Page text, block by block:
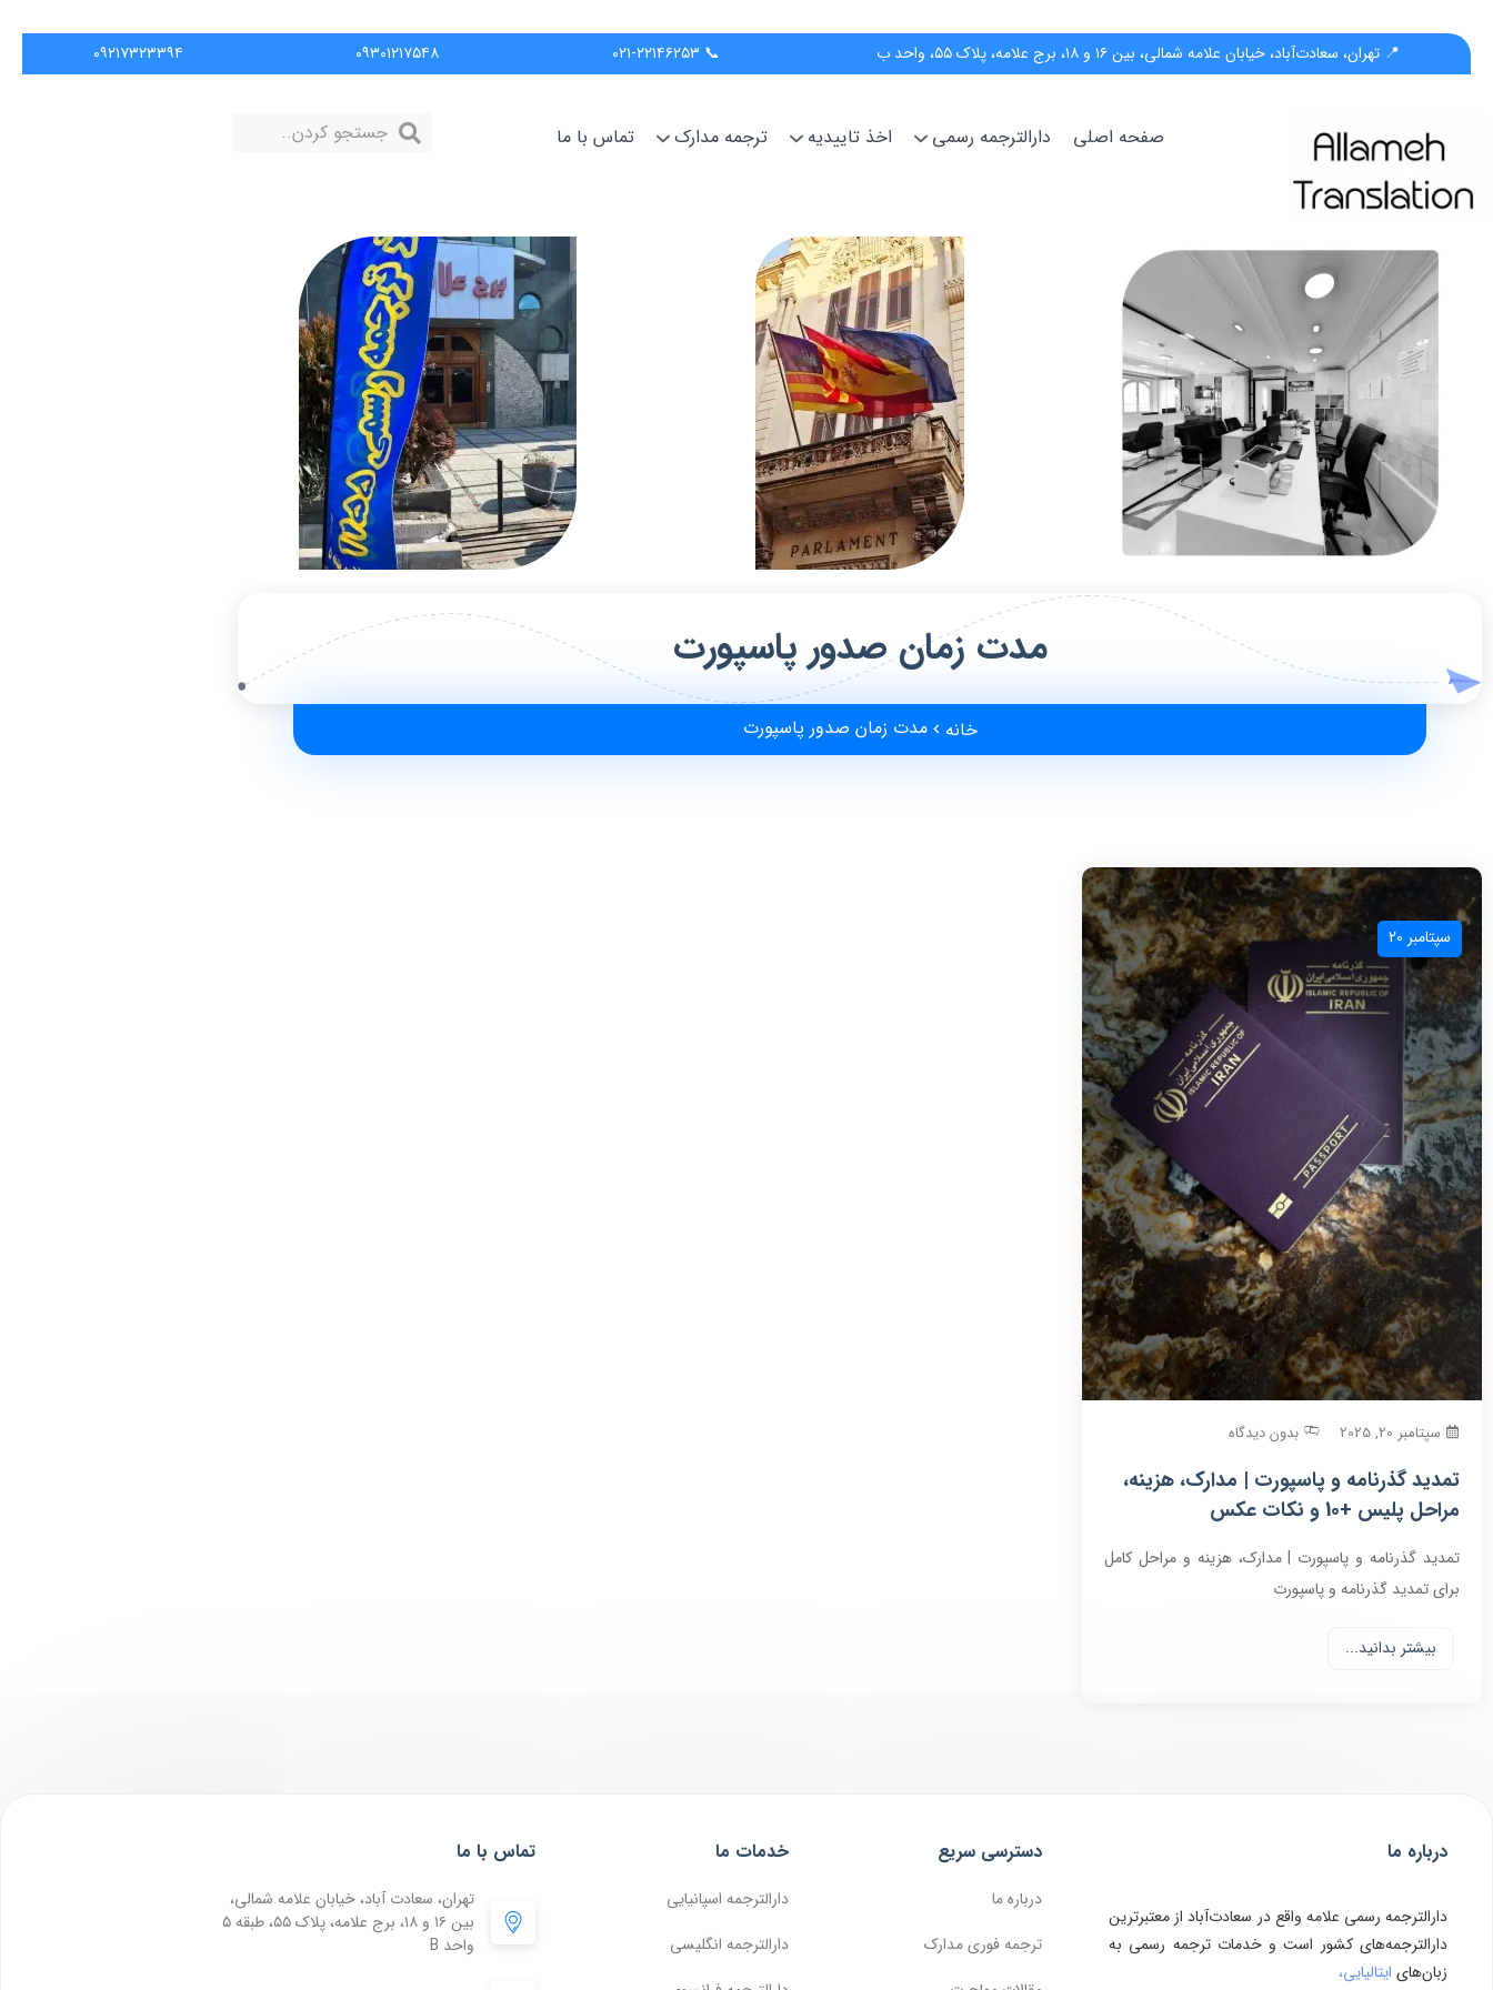
📍 تهران، سعادت‌آباد، خیابان علامه شمالی، بین ۱۶ و ۱۸، برج علامه، پلاک ۵۵، واحد ب 📞 ۰۲۱-۲۲۱۴۶۲۵۳ ۰۹۳۰۱۲۱۷۵۴۸ ۰۹۲۱۷۳۲۳۳۹۴
صفحه اصلی دارالترجمه رسمی اخذ تاییدیه ترجمه مدارک تماس با ما
مدت زمان صدور پاسپورت
خانه مدت زمان صدور پاسپورت
سپتامبر 20
سپتامبر 20, 2025 بدون دیدگاه
تمدید گذرنامه و پاسپورت | مدارک، هزینه،
مراحل پلیس +10 و نکات عکس
تمدید گذرنامه و پاسپورت | مدارک، هزینه و مراحل کامل
برای تمدید گذرنامه و پاسپورت
بیشتر بدانید...
درباره ما
دارالترجمه رسمی علامه واقع در سعادت‌آباد از معتبرترین
دارالترجمه‌های کشور است و خدمات ترجمه رسمی به
زبان‌های ایتالیایی،
دسترسی سریع
درباره ما
ترجمه فوری مدارک
خدمات ما
دارالترجمه اسپانیایی
دارالترجمه انگلیسی
تماس با ما
تهران، سعادت آباد، خیابان علامه شمالی،
بین ۱۶ و ۱۸، برج علامه، پلاک ۵۵، طبقه ۵
واحد B